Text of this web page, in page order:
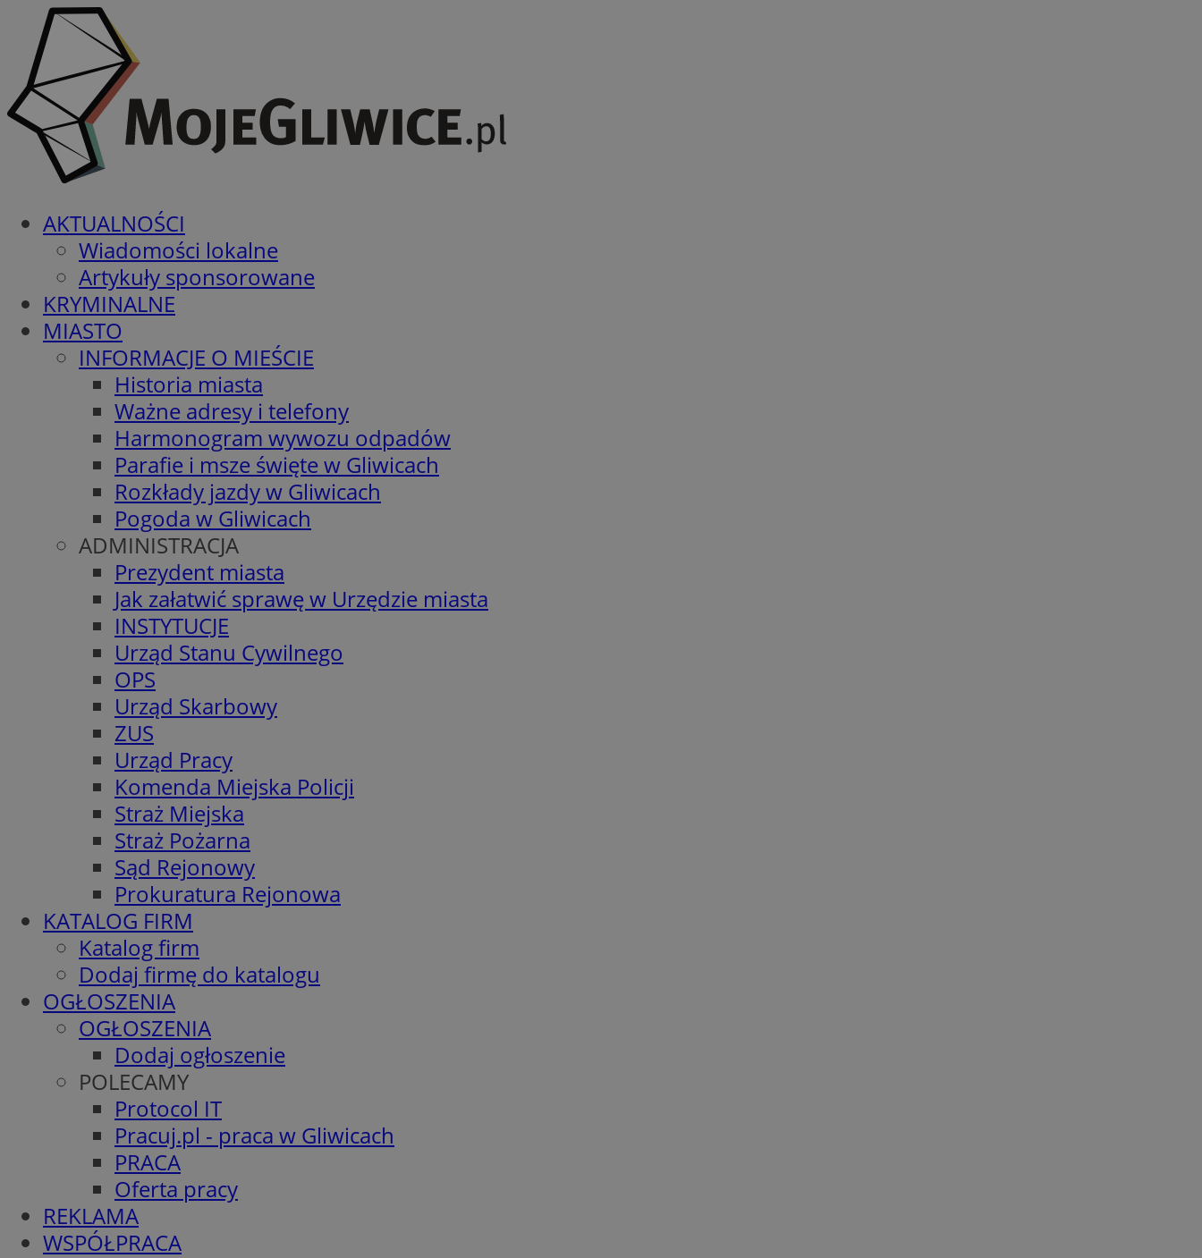
AKTUALNOŚCI
Wiadomości lokalne
Artykuły sponsorowane
KRYMINALNE
MIASTO
INFORMACJE O MIEŚCIE
Historia miasta
Ważne adresy i telefony
Harmonogram wywozu odpadów
Parafie i msze święte w Gliwicach
Rozkłady jazdy w Gliwicach
Pogoda w Gliwicach
ADMINISTRACJA
Prezydent miasta
Jak załatwić sprawę w Urzędzie miasta
INSTYTUCJE
Urząd Stanu Cywilnego
OPS
Urząd Skarbowy
ZUS
Urząd Pracy
Komenda Miejska Policji
Straż Miejska
Straż Pożarna
Sąd Rejonowy
Prokuratura Rejonowa
KATALOG FIRM
Katalog firm
Dodaj firmę do katalogu
OGŁOSZENIA
OGŁOSZENIA
Dodaj ogłoszenie
POLECAMY
Protocol IT
Pracuj.pl - praca w Gliwicach
PRACA
Oferta pracy
REKLAMA
WSPÓŁPRACA